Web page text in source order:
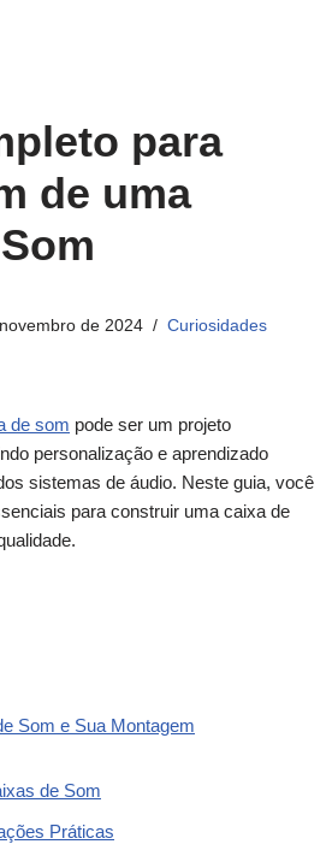
para
de uma
de 2024 Curiosidades
de som pode ser um projeto
personalização e aprendizado
sistemas de áudio. Neste guia, você
para construir uma caixa de
Som e Sua Montagem
de Som
Práticas